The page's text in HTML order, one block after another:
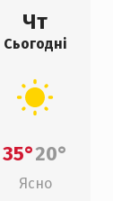
Чт
Сьогодні
35°20°
Ясно